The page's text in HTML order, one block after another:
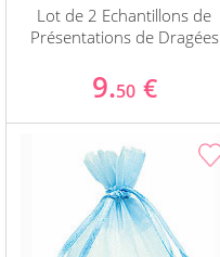
Lot de 2 Echantillons de
Présentations de Dragées
9.50 €